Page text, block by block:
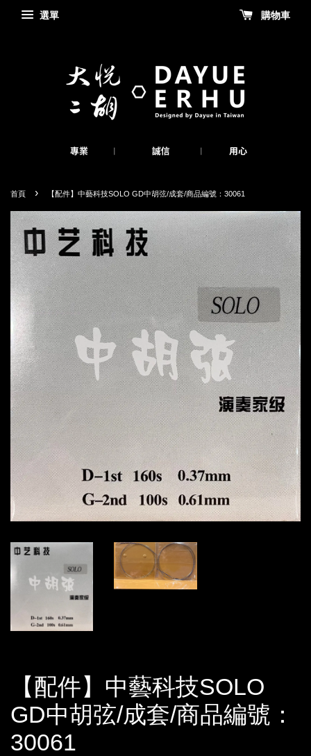
選單 購物車
首頁 › 【配件】中藝科技SOLO GD中胡弦/成套/商品編號：30061
【配件】中藝科技SOLO
GD中胡弦/成套/商品編號：
30061